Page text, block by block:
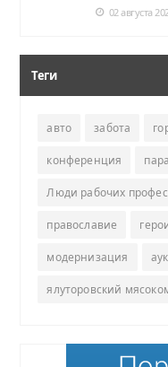
02 августа
Теги
авто забота
конференция
Люди рабочих
православие
модернизация
ялуторовский